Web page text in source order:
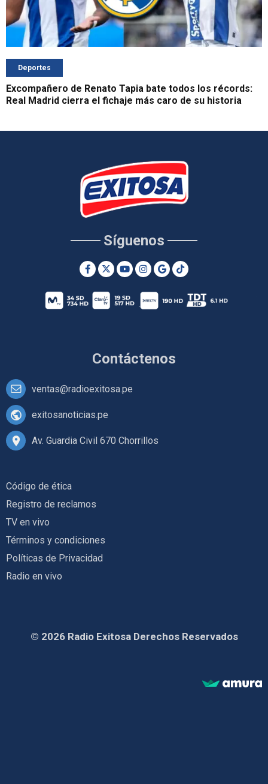
Deportes
Excompañero de Renato Tapia bate todos los récords:
Real Madrid cierra el fichaje más caro de su historia
Contáctenos
ventas@radioexitosa.pe
exitosanoticias.pe
Av. Guardia Civil 670 Chorrillos
Síguenos
Código de ética
Registro de reclamos
TV en vivo
Términos y condiciones
Políticas de Privacidad
Radio en vivo
© 2026 Radio Exitosa Derechos Reservados